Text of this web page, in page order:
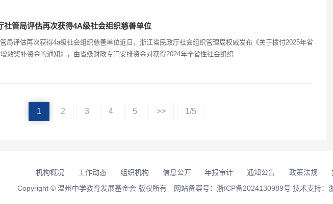
社管局评估再次获得4A级社会组织慈善单位
局评估再次获得4a级社会组织慈善单位近日，浙江省民政厅社会组织管理局权威发布《关于拨付2025年省
效奖补资金的通知》，由省级财政专门安排资金对获得2024年全省性社会组织…
1 2 3 4 5 >> 1/5
机构概况 工作动态 组织机构 信息公开 年报审计 通知公告 政策法规
Copyright © 温州中学教育发展基金会 版权所有 网站备案号： 浙ICP备2024130989号 技术支持：